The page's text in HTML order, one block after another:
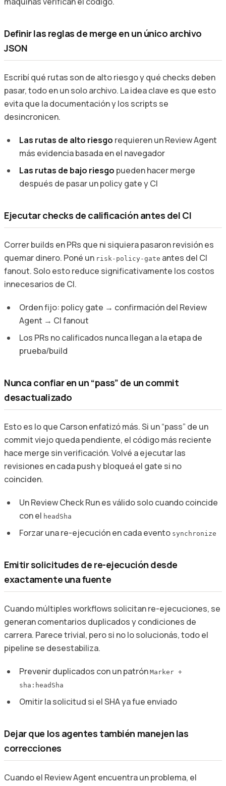
Definir las reglas de merge en un único archivo
JSON
Escribí qué rutas son de alto riesgo y qué checks deben
pasar, todo en un solo archivo. La idea clave es que esto
evita que la documentación y los scripts se
desincronicen.
Las rutas de alto riesgo requieren un Review Agent
más evidencia basada en el navegador
Las rutas de bajo riesgo pueden hacer merge
después de pasar un policy gate y CI
Ejecutar checks de calificación antes del CI
Correr builds en PRs que ni siquiera pasaron revisión es
quemar dinero. Poné un risk-policy-gate antes del CI
fanout. Solo esto reduce significativamente los costos
innecesarios de CI.
Orden fijo: policy gate → confirmación del Review
Agent → CI fanout
Los PRs no calificados nunca llegan a la etapa de
prueba/build
Nunca confiar en un “pass” de un commit
desactualizado
Esto es lo que Carson enfatizó más. Si un “pass” de un
commit viejo queda pendiente, el código más reciente
hace merge sin verificación. Volvé a ejecutar las
revisiones en cada push y bloqueá el gate si no
coinciden.
Un Review Check Run es válido solo cuando coincide
con el headSha
Forzar una re-ejecución en cada evento synchronize
Emitir solicitudes de re-ejecución desde
exactamente una fuente
Cuando múltiples workflows solicitan re-ejecuciones, se
generan comentarios duplicados y condiciones de
carrera. Parece trivial, pero si no lo solucionás, todo el
pipeline se desestabiliza.
Prevenir duplicados con un patrón Marker +
sha:headSha
Omitir la solicitud si el SHA ya fue enviado
Dejar que los agentes también manejen las
correcciones
Cuando el Review Agent encuentra un problema, el